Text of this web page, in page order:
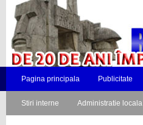
Pagina principala Publicitate
Stiri interne Administratie locala